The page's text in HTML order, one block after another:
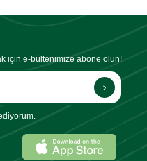
için e-bültenimize abone olun!